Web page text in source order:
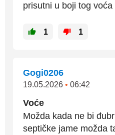
prisutni u boji tog voća
1 1
Gogi0206
19.05.2026 • 06:42
Voće
Možda kada ne bi
septičke jame možda